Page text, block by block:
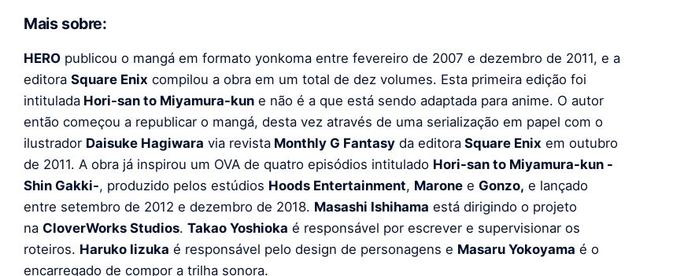
Mais sobre:
HERO publicou o mangá em formato yonkoma entre fevereiro de 2007 e dezembro de 2011, e a
editora Square Enix compilou a obra em um total de dez volumes. Esta primeira edição foi
intitulada Hori-san to Miyamura-kun e não é a que está sendo adaptada para anime. O autor
então começou a republicar o mangá, desta vez através de uma serialização em papel com o
ilustrador Daisuke Hagiwara via revista Monthly G Fantasy da editora Square Enix em outubro
de 2011. A obra já inspirou um OVA de quatro episódios intitulado Hori-san to Miyamura-kun -
Shin Gakki-, produzido pelos estúdios Hoods Entertainment, Marone e Gonzo, e lançado
entre setembro de 2012 e dezembro de 2018. Masashi Ishihama está dirigindo o projeto
na CloverWorks Studios. Takao Yoshioka é responsável por escrever e supervisionar os
roteiros. Haruko Iizuka é responsável pelo design de personagens e Masaru Yokoyama é o
encarregado de compor a trilha sonora.